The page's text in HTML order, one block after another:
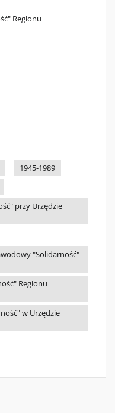
Regionu
1945-1989
przy Urzędzie
"Solidarność"
Regionu
w Urzędzie